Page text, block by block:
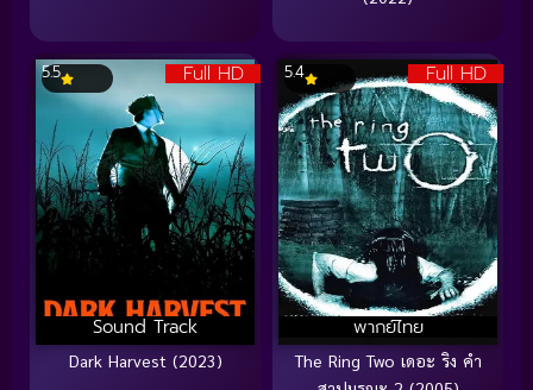
Full HD
Sound Track
5.5
Dark Harvest (2023)
Full HD
พากย์ไทย
5.4
The Ring Two เดอะ ริง คำ